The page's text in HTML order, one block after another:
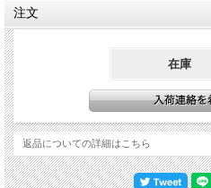
注文
在庫
返品についての詳細はこちら